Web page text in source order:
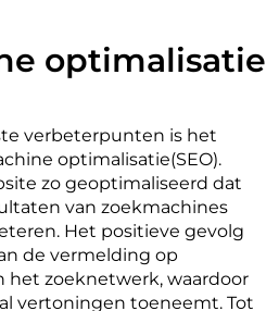
optimalisatie
verbeterpunten is het
optimalisatie(SEO).
zo geoptimaliseerd dat
van zoekmachines
Het positieve gevolg
de vermelding op
zoeknetwerk, waardoor
vertoningen toeneemt. Tot